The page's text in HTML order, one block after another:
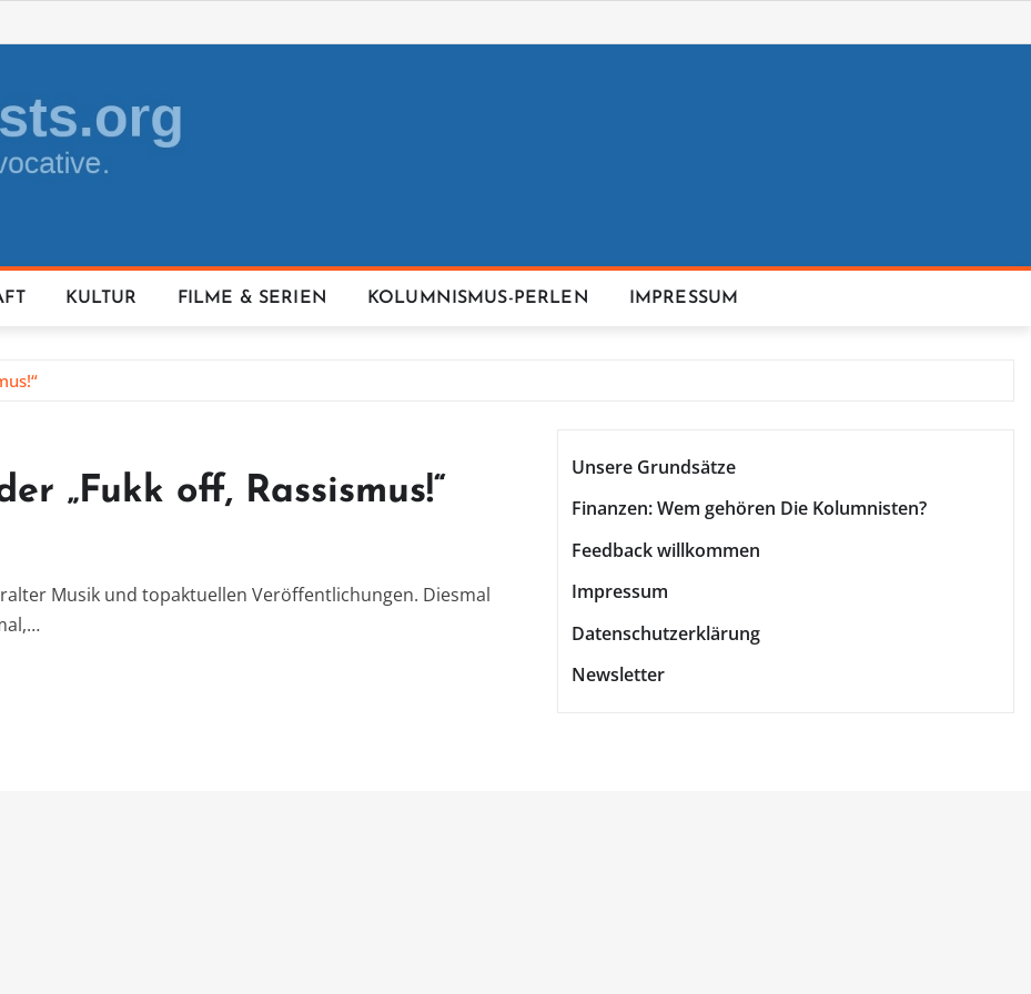
KULTUR FILME & SERIEN KOLUMNISMUS-PERLEN IMPRESSUM
„Fukk off, Rassismus!“
Musik und topaktuellen Veröffentlichungen. Diesmal
Unsere Grundsätze
Finanzen: Wem gehören Die Kolumnisten?
Feedback willkommen
Impressum
Datenschutzerklärung
Newsletter